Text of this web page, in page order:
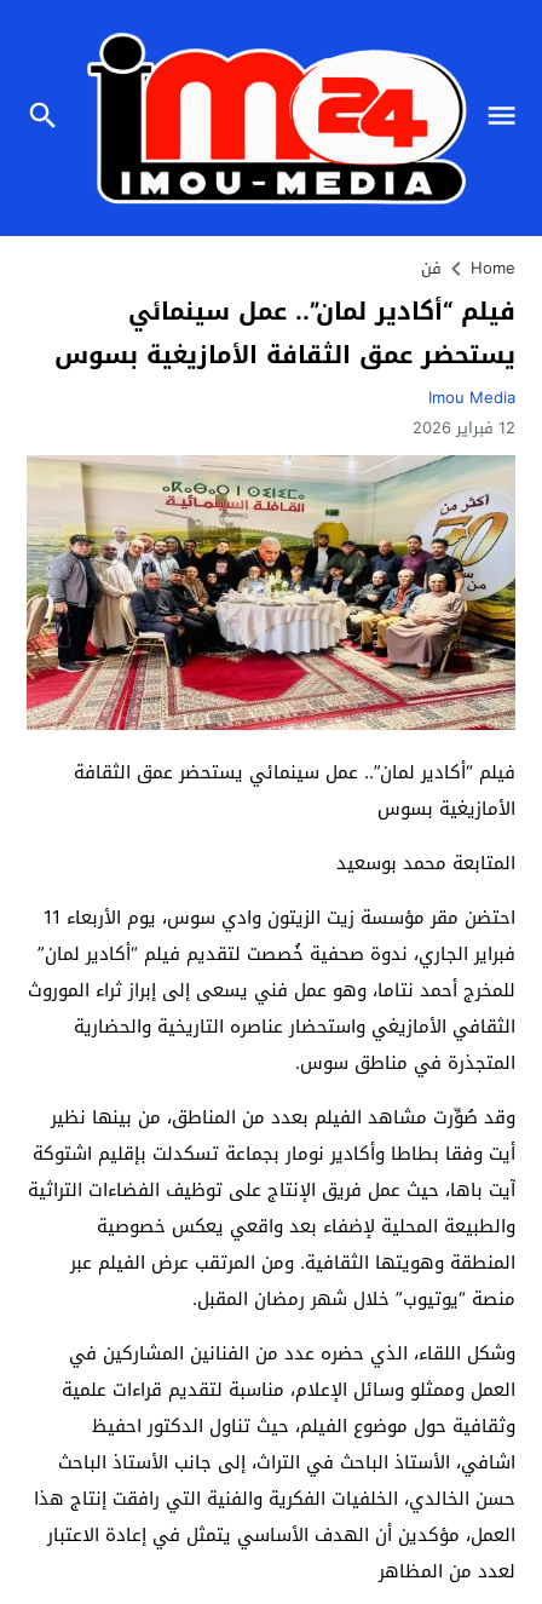
Home فن
فيلم “أكادير لمان”.. عمل سينمائي
يستحضر عمق الثقافة الأمازيغية بسوس
Imou Media
12 فبراير 2026
فيلم “أكادير لمان”.. عمل سينمائي يستحضر عمق الثقافة
الأمازيغية بسوس
المتابعة محمد بوسعيد
احتضن مقر مؤسسة زيت الزيتون وادي سوس، يوم الأربعاء 11
فبراير الجاري، ندوة صحفية خُصصت لتقديم فيلم “أكادير لمان”
للمخرج أحمد نتاما، وهو عمل فني يسعى إلى إبراز ثراء الموروث
الثقافي الأمازيغي واستحضار عناصره التاريخية والحضارية
المتجذرة في مناطق سوس.
وقد صُوِّرت مشاهد الفيلم بعدد من المناطق، من بينها نظير
أيت وفقا بطاطا وأكادير نومار بجماعة تسكدلت بإقليم اشتوكة
آيت باها، حيث عمل فريق الإنتاج على توظيف الفضاءات التراثية
والطبيعة المحلية لإضفاء بعد واقعي يعكس خصوصية
المنطقة وهويتها الثقافية. ومن المرتقب عرض الفيلم عبر
منصة “يوتيوب” خلال شهر رمضان المقبل.
وشكل اللقاء، الذي حضره عدد من الفنانين المشاركين في
العمل وممثلو وسائل الإعلام، مناسبة لتقديم قراءات علمية
وثقافية حول موضوع الفيلم، حيث تناول الدكتور احفيظ
اشافي، الأستاذ الباحث في التراث، إلى جانب الأستاذ الباحث
حسن الخالدي، الخلفيات الفكرية والفنية التي رافقت إنتاج هذا
العمل، مؤكدين أن الهدف الأساسي يتمثل في إعادة الاعتبار
لعدد من المظاهر